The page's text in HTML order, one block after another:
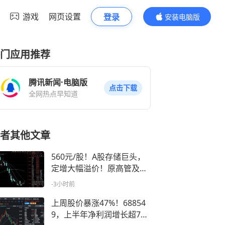
游戏 网页设置 登录
安装电脑版
内容更精彩
应用推荐
腾讯新闻·电脑版
全网热点早知道
点击下载
其他文章
560元/股！A股存储巨头，
定增大幅溢价！原高管及多
家上市公司认购
-3小时前
上周股价暴涨47%！68854
9，上半年净利润增长超7